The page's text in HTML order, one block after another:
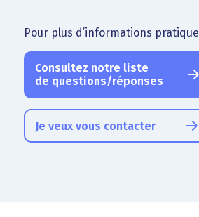
Pour plus d’informations
Consultez notre liste
de questions/réponses
Je veux vous contacter